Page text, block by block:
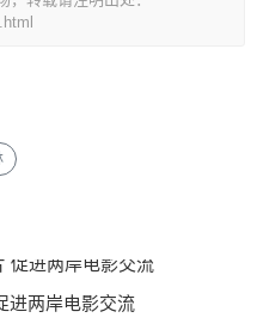
进两岸电影交流